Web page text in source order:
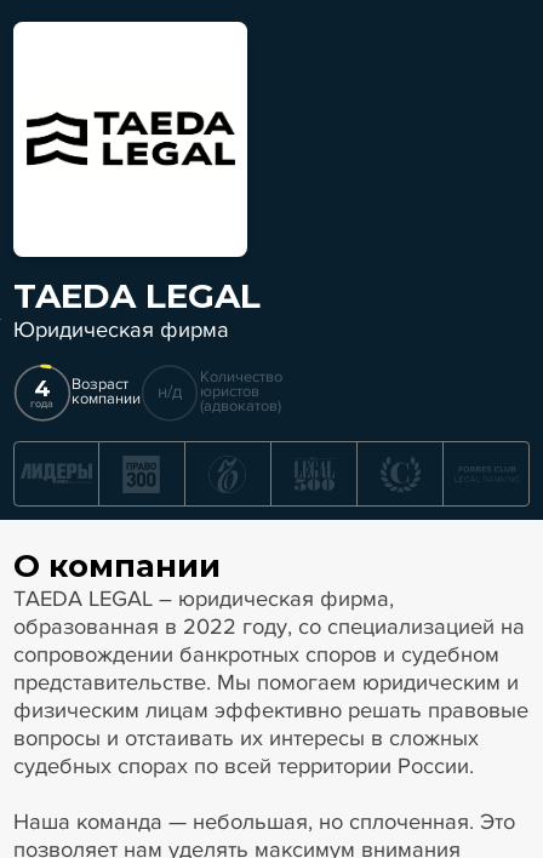
TAEDA LEGAL
Юридическая фирма
4
года
Возраст
компании н/д
Количество
юристов
(адвокатов)
О компании
TAEDA LEGAL – юридическая фирма,
образованная в 2022 году, со специализацией на
сопровождении банкротных споров и судебном
представительстве. Мы помогаем юридическим и
физическим лицам эффективно решать правовые
вопросы и отстаивать их интересы в сложных
судебных спорах по всей территории России.
Наша команда — небольшая, но сплоченная. Это
позволяет нам уделять максимум внимания